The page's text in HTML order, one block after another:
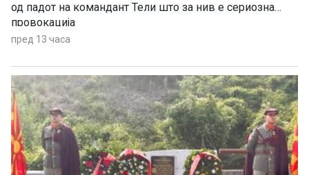
од падот на командант Тели што за нив е сериозна
провокација
пред 13 часа